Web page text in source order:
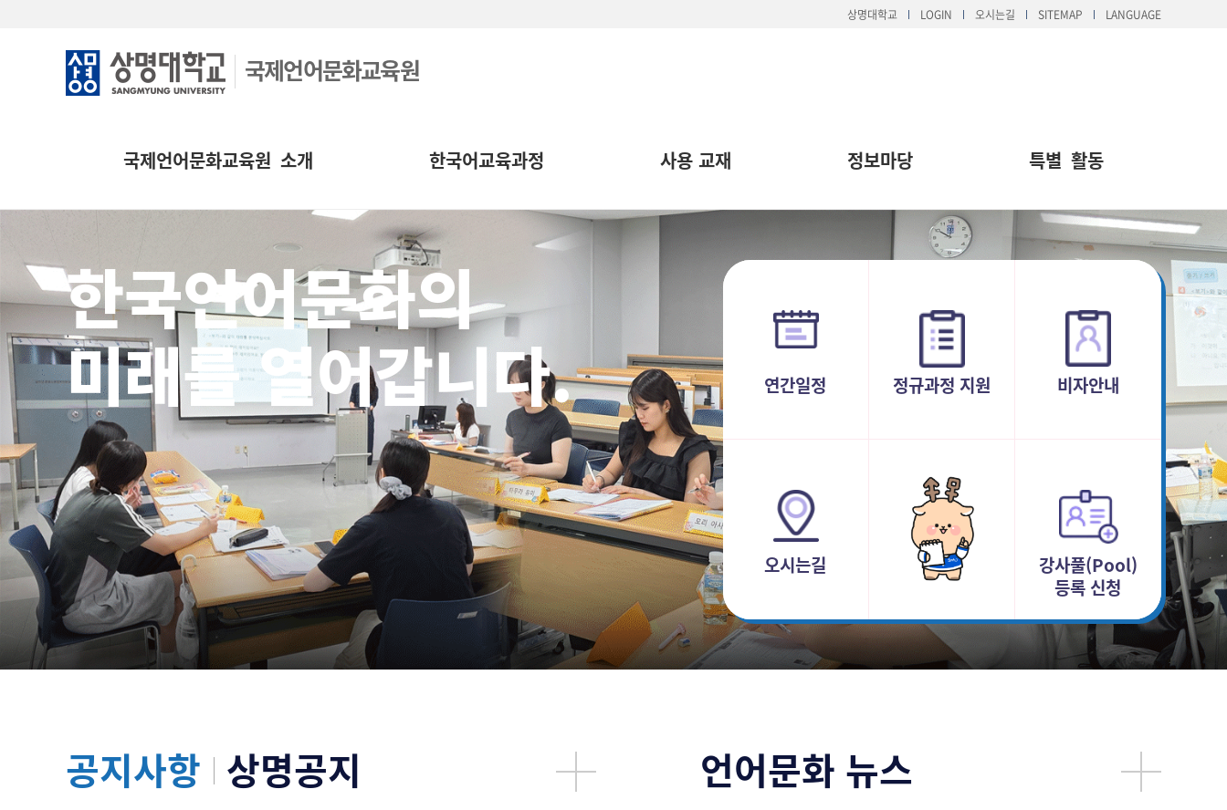
상명대학교 LOGIN 오시는길 SITEMAP LANGUAGE
국제언어문화교육원
국제언어문화교육원 소개 한국어교육과정 사용 교재 정보마당 특별 활동
한국언어문화의
미래를 열어갑니다.
연간일정 정규과정 지원 비자안내
오시는길
강사풀(Pool)
등록 신청
공지사항 상명공지 언어문화 뉴스